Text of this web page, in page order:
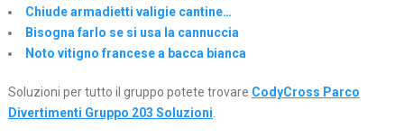
Chiude armadietti valigie cantine…
Bisogna farlo se si usa la cannuccia
Noto vitigno francese a bacca bianca
Soluzioni per tutto il gruppo potete trovare CodyCross Parco
Divertimenti Gruppo 203 Soluzioni.